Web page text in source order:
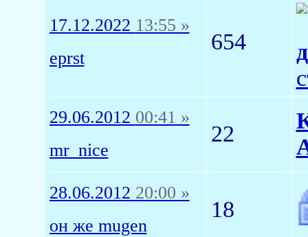
17.12.2022 13:55 »
eprst
654
29.06.2012 00:41 »
mr_nice
22
28.06.2012 20:00 »
он же mugen
18